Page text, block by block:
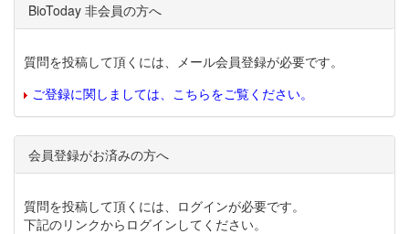
BioToday 非会員の方へ
質問を投稿して頂くには、メール会員登録が必要です。
ご登録に関しましては、こちらをご覧ください。
会員登録がお済みの方へ
質問を投稿して頂くには、ログインが必要です。
下記のリンクからログインしてください。